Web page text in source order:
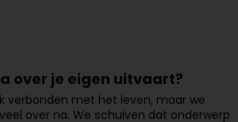
over je eigen uitvaart?
verbonden met het leven, maar we
over na. We schuiven dat onderwerp